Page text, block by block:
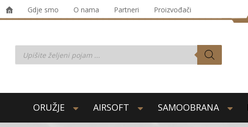
Gdje smo O nama Partneri Proizvođači
ORUŽJE AIRSOFT SAMOOBRANA